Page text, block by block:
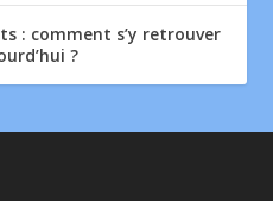
: comment s’y retrouver
?